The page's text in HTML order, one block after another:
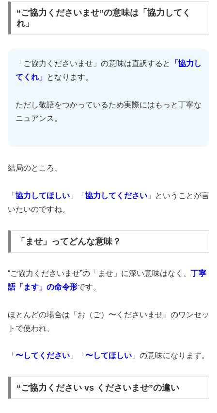
“ご協力くださいませ”の意味は「協力してく
れ」
「ご協力くださいませ」の意味は直訳すると
「協力し
てくれ」 となります。
ただし敬語をつかっているため実際にはもっと丁寧な
ニュアンス。
結局のところ、
「 協力してほしい 」「 協力してください 」ということが言
いたいのですね。
「ませ」ってどんな意味？
“ご協力くださいませ”の「ませ」に深い意味はなく、 丁寧
語「ます」の命令形です。
ほとんどの場合は「お（ご）〜くださいませ」のワンセッ
トで使われ、
「 〜してください 」「 〜してほしい 」の意味になります。
“ご協力ください vs くださいませ”の違い